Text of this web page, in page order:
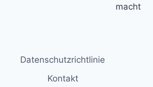
macht
Datenschutzrichtlinie
Kontakt